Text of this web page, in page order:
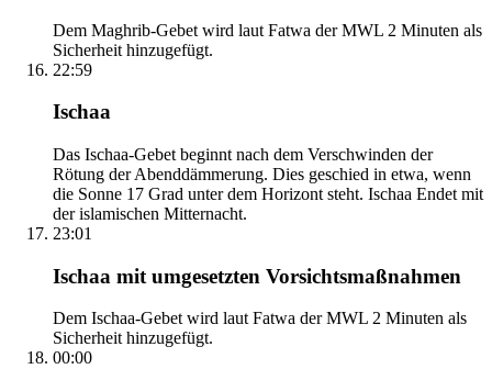
Dem Maghrib-Gebet wird laut Fatwa der MWL 2 Minuten als
Sicherheit hinzugefügt.
22:59
Ischaa
Das Ischaa-Gebet beginnt nach dem Verschwinden der
Rötung der Abenddämmerung. Dies geschied in etwa, wenn
die Sonne 17 Grad unter dem Horizont steht. Ischaa Endet mit
der islamischen Mitternacht.
23:01
Ischaa mit umgesetzten Vorsichtsmaßnahmen
Dem Ischaa-Gebet wird laut Fatwa der MWL 2 Minuten als
Sicherheit hinzugefügt.
00:00